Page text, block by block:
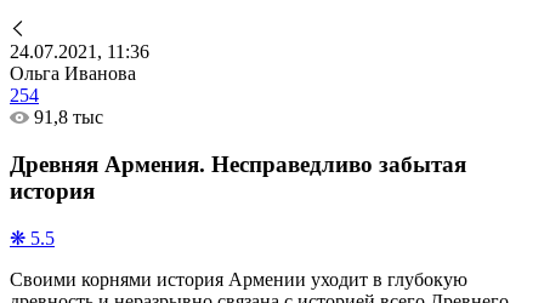
24.07.2021, 11:36
Ольга Иванова
254
91,8 тыс
Древняя Армения. Несправедливо забытая
история
❋ 5.5
Своими корнями история Армении уходит в глубокую